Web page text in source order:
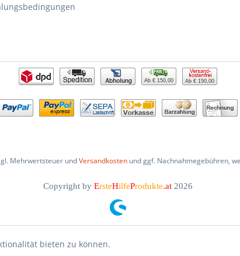
Ab € 150,00 Ab € 150,00
Mehrwertsteuer undVersandkosten und ggf. Nachnahmegebühren,
Copyright by ErsteHilfeProdukte.at 2026
bieten zu können.